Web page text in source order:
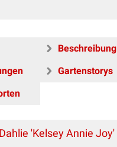
Beschreibung
Gartenstorys
Dahlie 'Kelsey Annie Joy'